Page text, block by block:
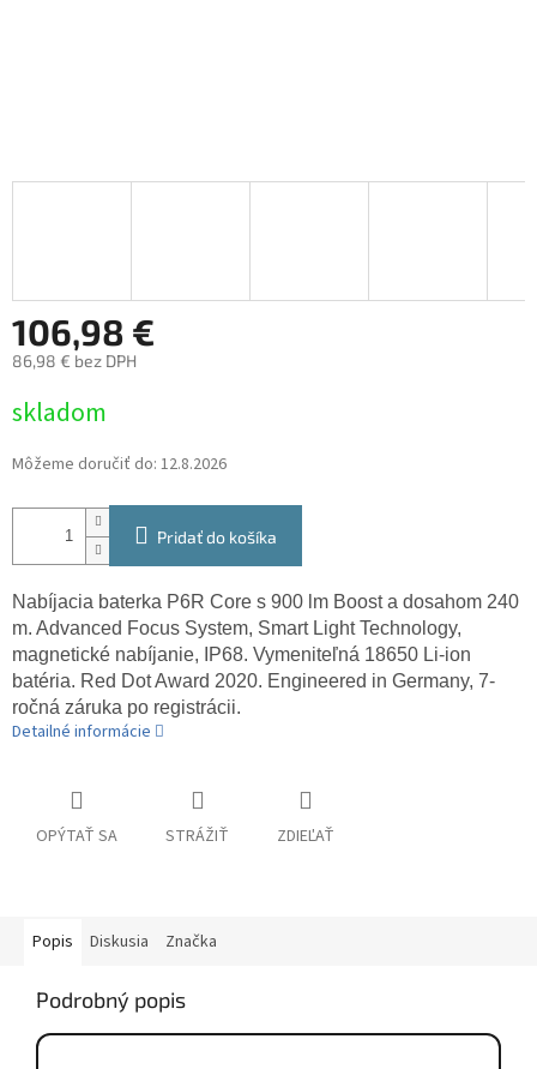
106,98 €
86,98 € bez DPH
cena:
skladom
Môžeme doručiť do: 12.8.2026
Pridať do košíka
Nabíjacia baterka P6R Core s 900 lm Boost a dosahom 240
m. Advanced Focus System, Smart Light Technology,
magnetické nabíjanie, IP68. Vymeniteľná 18650 Li-ion
batéria. Red Dot Award 2020. Engineered in Germany, 7-
ročná záruka po registrácii.
Detailné informácie
OPÝTAŤ SA STRÁŽIŤ ZDIEĽAŤ
Popis Diskusia Značka
Podrobný popis